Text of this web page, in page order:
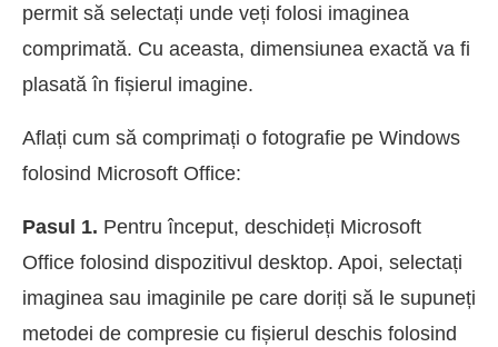
permit să selectați unde veți folosi imaginea
comprimată. Cu aceasta, dimensiunea exactă va fi
plasată în fișierul imagine.
Aflați cum să comprimați o fotografie pe Windows
folosind Microsoft Office:
Pasul 1. Pentru început, deschideți Microsoft
Office folosind dispozitivul desktop. Apoi, selectați
imaginea sau imaginile pe care doriți să le supuneți
metodei de compresie cu fișierul deschis folosind